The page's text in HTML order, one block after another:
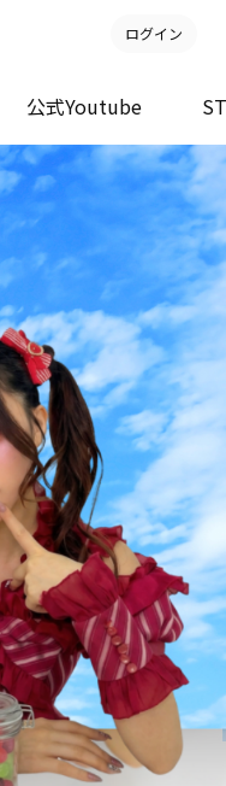
ログイン
公式Youtube